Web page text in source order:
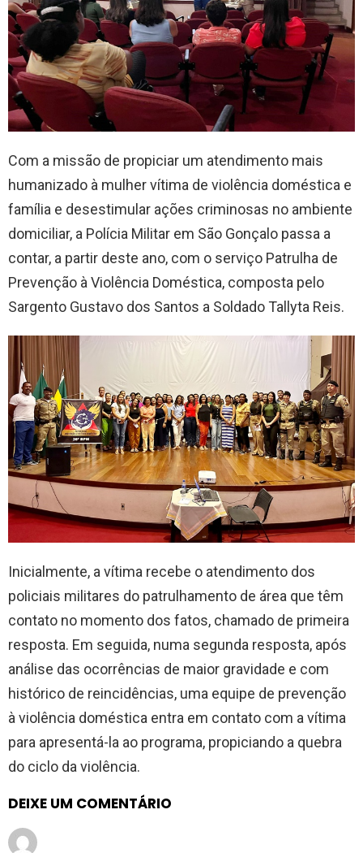
Com a missão de propiciar um atendimento mais
humanizado à mulher vítima de violência doméstica e
família e desestimular ações criminosas no ambiente
domiciliar, a Polícia Militar em São Gonçalo passa a
contar, a partir deste ano, com o serviço Patrulha de
Prevenção à Violência Doméstica, composta pelo
Sargento Gustavo dos Santos a Soldado Tallyta Reis.
Inicialmente, a vítima recebe o atendimento dos
policiais militares do patrulhamento de área que têm
contato no momento dos fatos, chamado de primeira
resposta. Em seguida, numa segunda resposta, após
análise das ocorrências de maior gravidade e com
histórico de reincidências, uma equipe de prevenção
à violência doméstica entra em contato com a vítima
para apresentá-la ao programa, propiciando a quebra
do ciclo da violência.
DEIXE UM COMENTÁRIO